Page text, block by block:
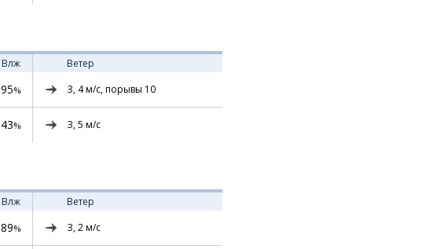
Влж
Ветер
95% З, 4м/с, порывы 10
43% З, 5 м/с
Влж
Ветер
89% З, 2м/с